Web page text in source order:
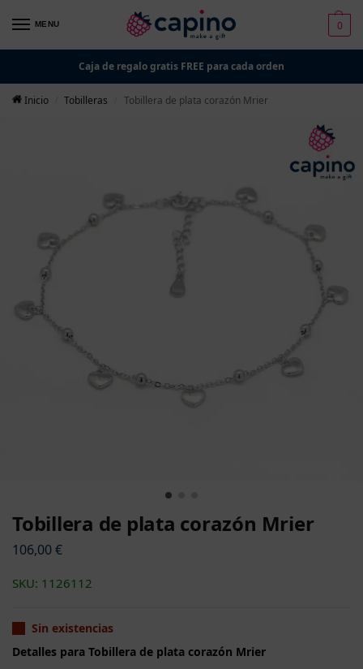
MENU 0
Caja de regalo gratis FREE para cada orden
Inicio Tobilleras Tobillera de plata corazón Mrier
Tobillera de plata corazón Mrier
106,00€
SKU: 1126112
Sin existencias
Detalles para Tobillera de plata corazón Mrier